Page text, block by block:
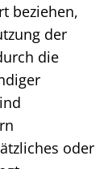
beziehen,
der
die
oder